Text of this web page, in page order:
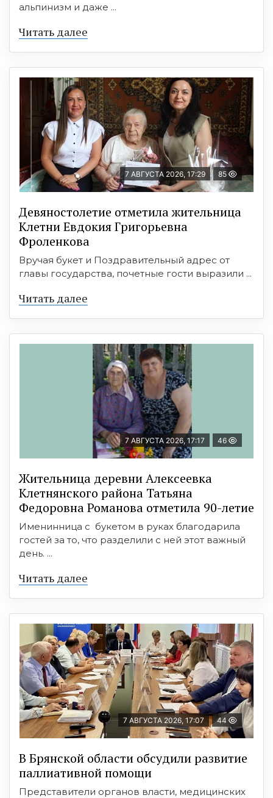
альпинизм и даже ...
Читать далее
7 АВГУСТА 2026, 17:29 85
Девяностолетие отметила жительница
Клетни Евдокия Григорьевна
Фроленкова
Вручая букет и Поздравительный адрес от
главы государства, почетные гости выразили ...
Читать далее
7 АВГУСТА 2026, 17:17 46
Жительница деревни Алексеевка
Клетнянского района Татьяна
Федоровна Романова отметила 90-летие
Именинница с букетом в руках благодарила
гостей за то, что разделили с ней этот важный
день. ...
Читать далее
7 АВГУСТА 2026, 17:07 44
В Брянской области обсудили развитие
паллиативной помощи
Представители органов власти, медицинских